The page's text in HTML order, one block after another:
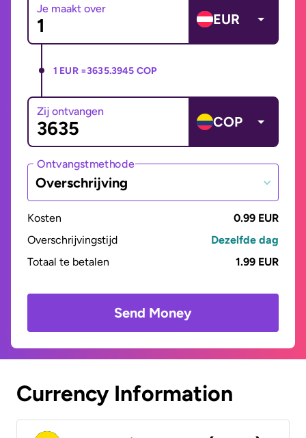
Je maakt over
EUR
1 EUR =3635.3945 COP
Zij ontvangen
COP
Ontvangstmethode
Overschrijving
Kosten
0.99 EUR
Overschrijvingstijd
Dezelfde dag
Totaal te betalen
1.99 EUR
Send Money
Currency Information